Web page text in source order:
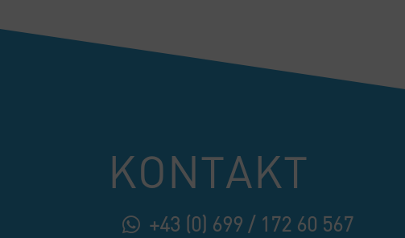
KONTAKT
+43 (0) 699 / 172 60 567